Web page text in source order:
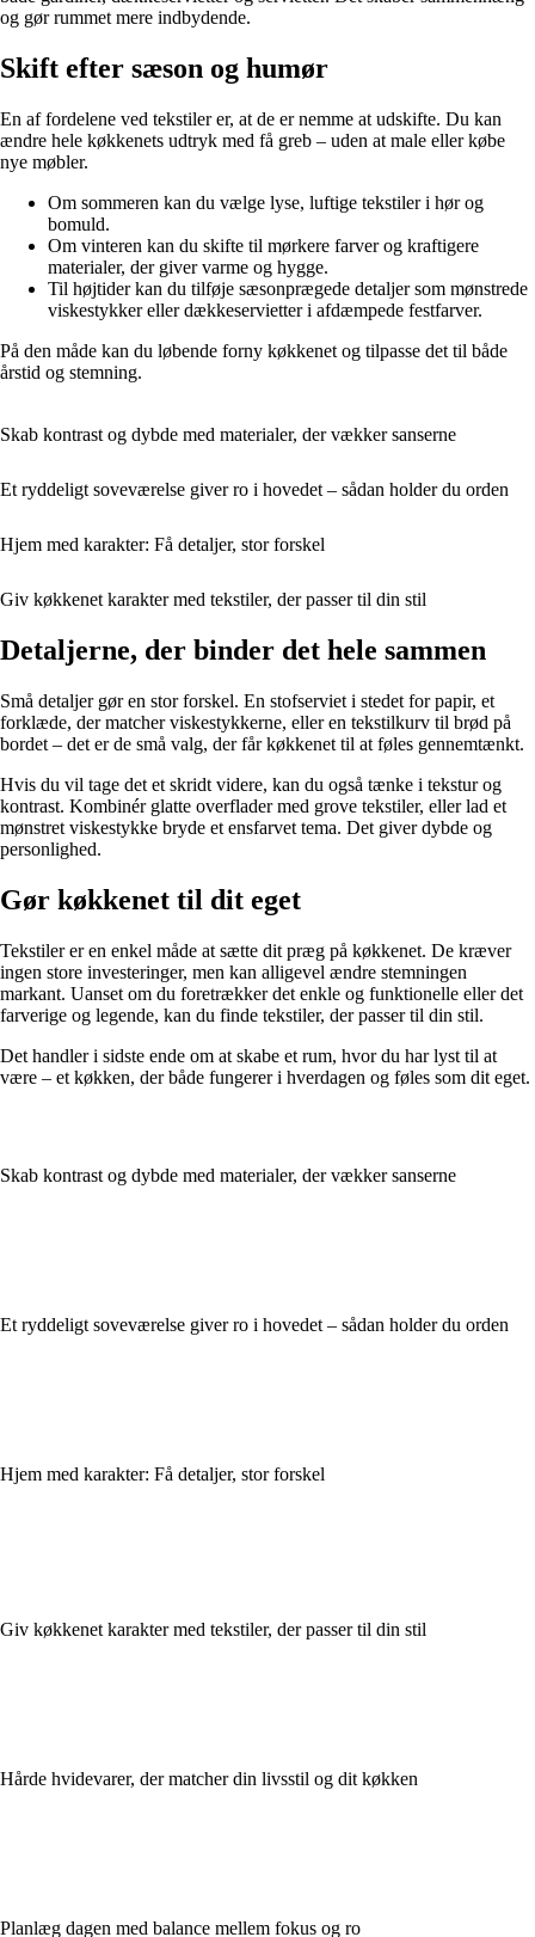
og gør rummet mere indbydende.
Skift efter sæson og humør
En af fordelene ved tekstiler er, at de er nemme at udskifte. Du kan
ændre hele køkkenets udtryk med få greb – uden at male eller købe
nye møbler.
Om sommeren kan du vælge lyse, luftige tekstiler i hør og
bomuld.
Om vinteren kan du skifte til mørkere farver og kraftigere
materialer, der giver varme og hygge.
Til højtider kan du tilføje sæsonprægede detaljer som mønstrede
viskestykker eller dækkeservietter i afdæmpede festfarver.
På den måde kan du løbende forny køkkenet og tilpasse det til både
årstid og stemning.
Skab kontrast og dybde med materialer, der vækker sanserne
Et ryddeligt soveværelse giver ro i hovedet – sådan holder du orden
Hjem med karakter: Få detaljer, stor forskel
Giv køkkenet karakter med tekstiler, der passer til din stil
Detaljerne, der binder det hele sammen
Små detaljer gør en stor forskel. En stofserviet i stedet for papir, et
forklæde, der matcher viskestykkerne, eller en tekstilkurv til brød på
bordet – det er de små valg, der får køkkenet til at føles gennemtænkt.
Hvis du vil tage det et skridt videre, kan du også tænke i tekstur og
kontrast. Kombinér glatte overflader med grove tekstiler, eller lad et
mønstret viskestykke bryde et ensfarvet tema. Det giver dybde og
personlighed.
Gør køkkenet til dit eget
Tekstiler er en enkel måde at sætte dit præg på køkkenet. De kræver
ingen store investeringer, men kan alligevel ændre stemningen
markant. Uanset om du foretrækker det enkle og funktionelle eller det
farverige og legende, kan du finde tekstiler, der passer til din stil.
Det handler i sidste ende om at skabe et rum, hvor du har lyst til at
være – et køkken, der både fungerer i hverdagen og føles som dit eget.
Skab kontrast og dybde med materialer, der vækker sanserne
Et ryddeligt soveværelse giver ro i hovedet – sådan holder du orden
Hjem med karakter: Få detaljer, stor forskel
Giv køkkenet karakter med tekstiler, der passer til din stil
Hårde hvidevarer, der matcher din livsstil og dit køkken
Planlæg dagen med balance mellem fokus og ro